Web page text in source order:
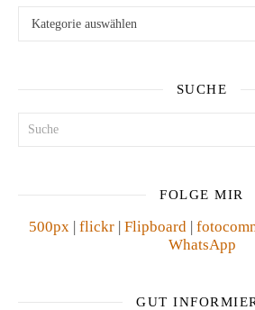
SUCHE
FOLGE MIR
500px| flickr| Flipboard|
WhatsApp
GUT